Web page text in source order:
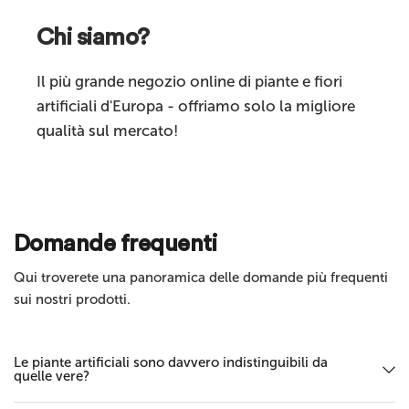
Commenta
Invia
Chi siamo?
Il più grande negozio online di piante e fiori
artificiali d'Europa - offriamo solo la migliore
qualità sul mercato!
Domande frequenti
Qui troverete una panoramica delle domande più frequenti
sui nostri prodotti.
Le piante artificiali sono davvero indistinguibili da
quelle vere?